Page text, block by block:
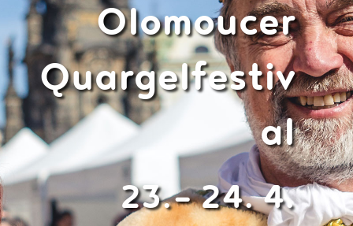
Olomoucer
Quargelfestiv
al
23.- 24. 4.